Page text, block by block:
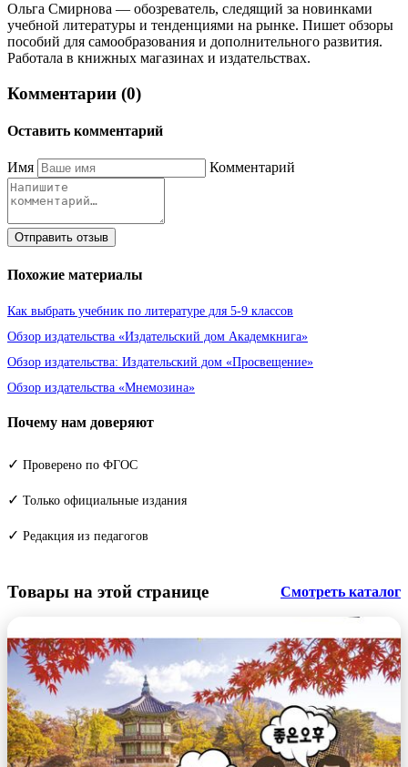
Ольга Смирнова — обозреватель, следящий за новинками
учебной литературы и тенденциями на рынке. Пишет обзоры
пособий для самообразования и дополнительного развития.
Работала в книжных магазинах и издательствах.
Комментарии (0)
Оставить комментарий
Имя Комментарий
Отправить отзыв
Похожие материалы
Как выбрать учебник по литературе для 5-9 классов
Обзор издательства «Издательский дом Академкнига»
Обзор издательства: Издательский дом «Просвещение»
Обзор издательства «Мнемозина»
Почему нам доверяют
✓ Проверено по ФГОС
✓ Только официальные издания
✓ Редакция из педагогов
Товары на этой странице Смотреть каталог